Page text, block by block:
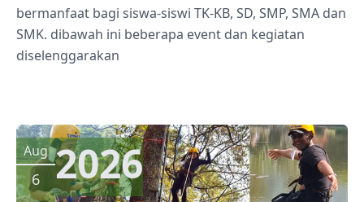
bermanfaat bagi siswa-siswi TK-KB, SD, SMP, SMA dan
SMK. dibawah ini beberapa event dan kegiatan
diselenggarakan
Aug
6 2026